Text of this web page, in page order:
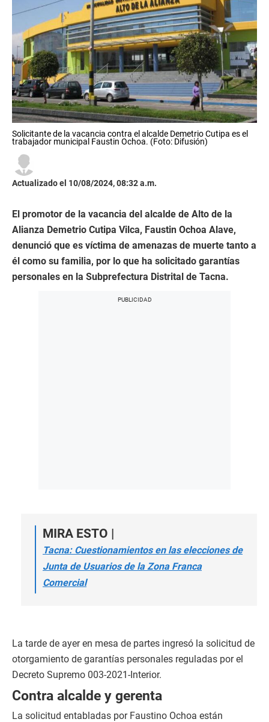
Solicitante de la vacancia contra el alcalde Demetrio Cutipa es el
trabajador municipal Faustin Ochoa. (Foto: Difusión)
Actualizado el 10/08/2024, 08:32 a.m.
El promotor de la vacancia del alcalde de Alto de la
Alianza Demetrio Cutipa Vilca, Faustin Ochoa Alave,
denunció que es víctima de amenazas de muerte tanto a
él como su familia, por lo que ha solicitado garantías
personales en la Subprefectura Distrital de Tacna.
MIRA ESTO |
Tacna: Cuestionamientos en las elecciones de
Junta de Usuarios de la Zona Franca
Comercial
La tarde de ayer en mesa de partes ingresó la solicitud de
otorgamiento de garantías personales reguladas por el
Decreto Supremo 003-2021-Interior.
Contra alcalde y gerenta
La solicitud entabladas por Faustino Ochoa están